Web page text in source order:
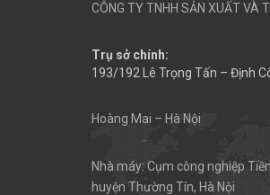
CÔNG TY TNHH SẢN XUẤT VÀ
Trụ sở chính:
193/192 Lê Trọng Tấn – Định
Hoàng Mai – Hà Nội
Nhà máy: Cụm công nghiệp
huyện Thường Tín, Hà Nội